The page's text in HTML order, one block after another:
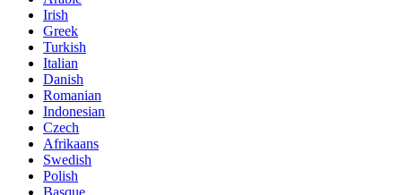
Irish
Greek
Turkish
Italian
Danish
Romanian
Indonesian
Czech
Afrikaans
Swedish
Polish
Basque